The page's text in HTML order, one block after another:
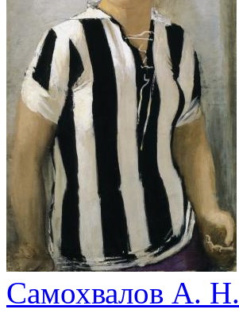
Самохвалов А. Н.